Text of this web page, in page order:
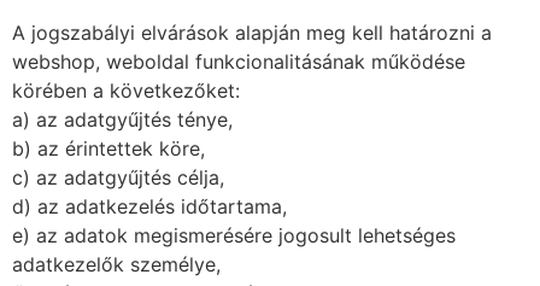
A jogszabályi elvárások alapján meg kell határozni a
webshop, weboldal funkcionalitásának működése
körében a következőket:
a) az adatgyűjtés ténye,
b) az érintettek köre,
c) az adatgyűjtés célja,
d) az adatkezelés időtartama,
e) az adatok megismerésére jogosult lehetséges
adatkezelők személye,